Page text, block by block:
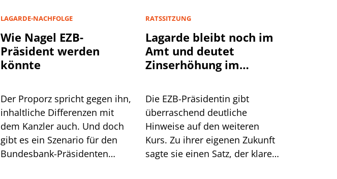
LAGARDE-NACHFOLGE
Wie Nagel EZB-
Präsident werden
könnte
Der Proporz spricht gegen ihn,
inhaltliche Differenzen mit
dem Kanzler auch. Und doch
gibt es ein Szenario für den
Bundesbank-Präsidenten
RATSSITZUNG
Lagarde bleibt noch im
Amt und deutet
Zinserhöhung im
Die EZB-Präsidentin gibt
überraschend deutliche
Hinweise auf den weiteren
Kurs. Zu ihrer eigenen Zukunft
sagte sie einen Satz, der klarer